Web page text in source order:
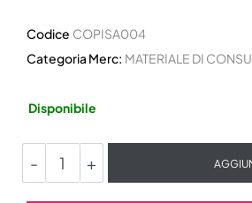
Codice COPISA004
Categoria Merc: MATERIALE DI
Disponibile